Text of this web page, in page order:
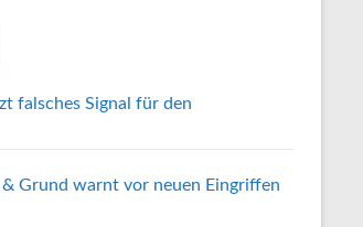
falsches Signal für den
& Grund warnt vor neuen Eingriffen